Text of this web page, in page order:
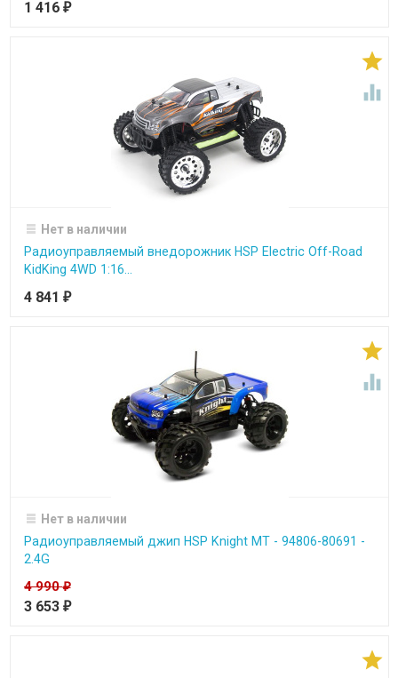
1 416 ₽


Нет в наличии
Радиоуправляемый внедорожник HSP Electric Off-Road
KidKing 4WD 1:16...
4 841 ₽


Нет в наличии
Радиоуправляемый джип HSP Knight MT - 94806-80691 -
2.4G
4 990₽
3 653 ₽
